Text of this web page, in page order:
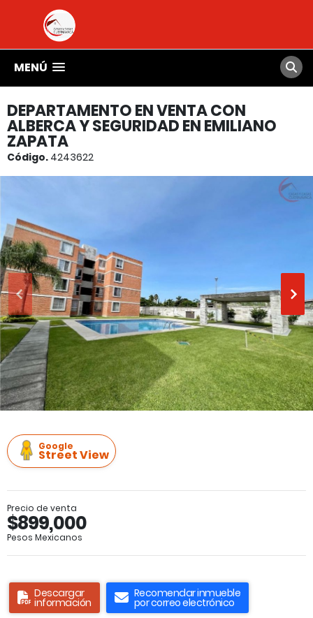
MENÚ
DEPARTAMENTO EN VENTA CON
ALBERCA Y SEGURIDAD EN EMILIANO
ZAPATA
Código. 4243622
Google
Street View
Precio de venta
$899,000
Pesos Mexicanos
Descargar
información
Recomendar inmueble
por correo electrónico